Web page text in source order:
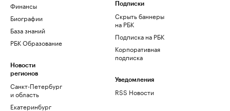
Финансы
Биографии
База знаний
РБК Образование
Новости
регионов
Санкт-Петербург
и область
Екатеринбург
Подписки
Скрыть баннеры
на РБК
Подписка на РБК
Корпоративная
подписка
Уведомления
RSS Новости